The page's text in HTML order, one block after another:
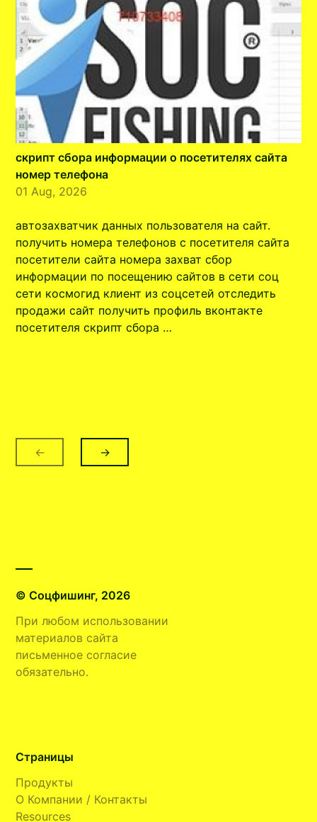
скрипт сбора информации о посетителях сайта
номер телефона
01 Aug, 2026
автозахватчик данных пользователя на сайт.
получить номера телефонов с посетителя сайта
посетители сайта номера захват сбор
информации по посещению сайтов в сети соц
сети космогид клиент из соцсетей отследить
продажи сайт получить профиль вконтакте
посетителя скрипт сбора …
← →
© Соцфишинг, 2026
При любом использовании
материалов сайта
письменное согласие
обязательно.
Страницы
Продукты
О Компании / Контакты
Resources